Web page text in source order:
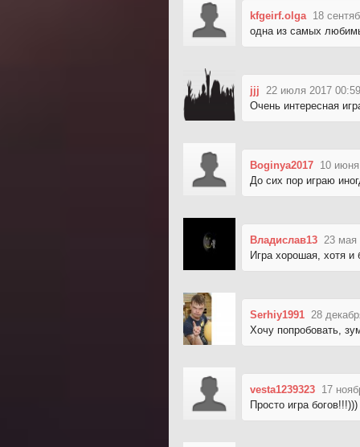
kfgeirf.olga 18
одна из самых
jjj
22 июля 2017 00:59
Очень интересная
Boginya2017 10
До сих пор играю
Владислав13 23 мая
Игра хорошая, хотя и
Serhiy1991 28
Хочу попробовать,
vesta1239323 17
Просто игра